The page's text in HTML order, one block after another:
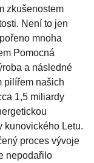
zkušenostem
Není to jen
mnoha
Pomocná
a následné
pilířem našich
1,5 miliardy
kunovického Letu.
proces vývoje
nepodařilo